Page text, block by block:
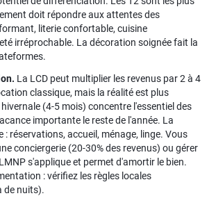
doit répondre aux attentes des
literie confortable, cuisine
irréprochable. La décoration soignée fait la
La LCD peut multiplier les revenus par 2 à 4
classique, mais la réalité est plus
(4-5 mois) concentre l'essentiel des
importante le reste de l'année. La
: réservations, accueil, ménage, linge. Vous
conciergerie (20-30% des revenus) ou gérer
s'applique et permet d'amortir le bien.
: vérifiez les règles locales
de nuits).